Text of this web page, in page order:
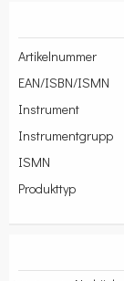
Artikelnummer
EAN/ISBN/ISMN
Instrument
Instrumentgrupp
ISMN
Produkttyp